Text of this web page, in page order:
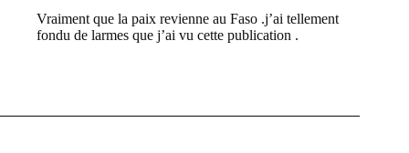
Vraiment que la paix revienne au Faso .j’ai tellement
fondu de larmes que j’ai vu cette publication .